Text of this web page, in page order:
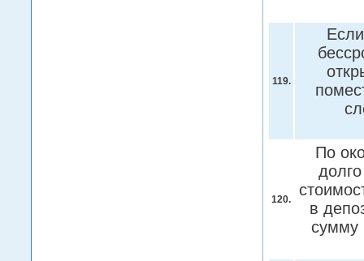
119.
120.
По
в
сумму